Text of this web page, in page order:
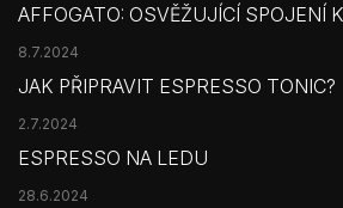
AFFOGATO: OSVĚŽUJÍCÍ SPOJENÍ
8.7.2024
JAK PŘIPRAVIT ESPRESSO TONIC?
2.7.2024
ESPRESSO NA LEDU
28.6.2024